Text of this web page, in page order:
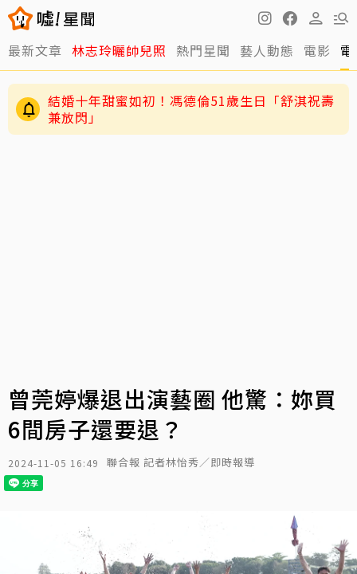
最新文章 林志玲曬帥兒照 熱門星聞 藝人動態 電影
結婚十年甜蜜如初！馮德倫51歲生日「舒淇祝壽
兼放閃」
曾莞婷爆退出演藝圈 他驚：妳買
6間房子還要退？
2024-11-05 16:49 聯合報 記者林怡秀／即時報導